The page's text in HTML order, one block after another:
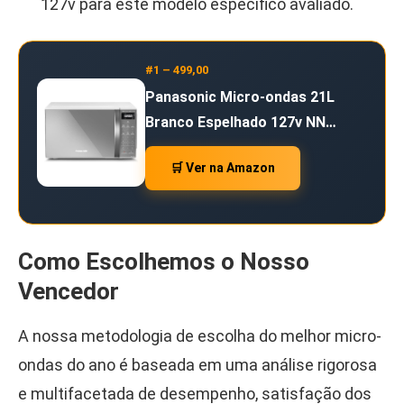
127v para este modelo específico avaliado.
#1 – 499,00
Panasonic Micro-ondas 21L
Branco Espelhado 127v NN…
🛒 Ver na Amazon
Como Escolhemos o Nosso
Vencedor
A nossa metodologia de escolha do melhor micro-
ondas do ano é baseada em uma análise rigorosa
e multifacetada de desempenho, satisfação dos